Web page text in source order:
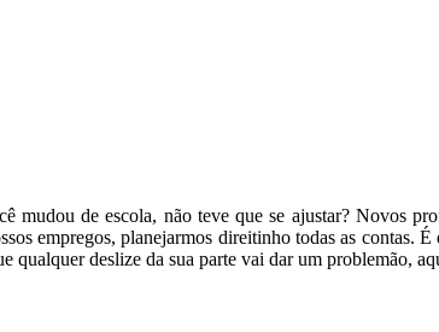
de escola, não teve que se ajustar? Novos
empregos, planejarmos direitinho todas as contas.
deslize da sua parte vai dar um problemão,